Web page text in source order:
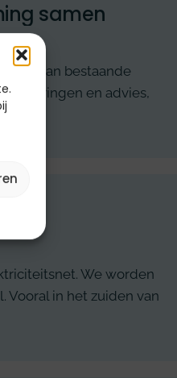
samen
van bestaande
en advies,
We worden
Vooral in het zuiden van